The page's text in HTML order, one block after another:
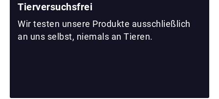
Tierversuchsfrei
Wir testen unsere Produkte ausschließlich
an uns selbst, niemals an Tieren.